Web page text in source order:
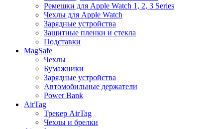
Ремешки для Apple Watch 1, 2, 3 Series
Чехлы для Apple Watch
Зарядные устройства
Защитные пленки и стекла
Подставки
MagSafe
Чехлы
Бумажники
Зарядные устройства
Автомобильные держатели
Power Bank
AirTag
Трекер AirTag
Чехлы и брелки